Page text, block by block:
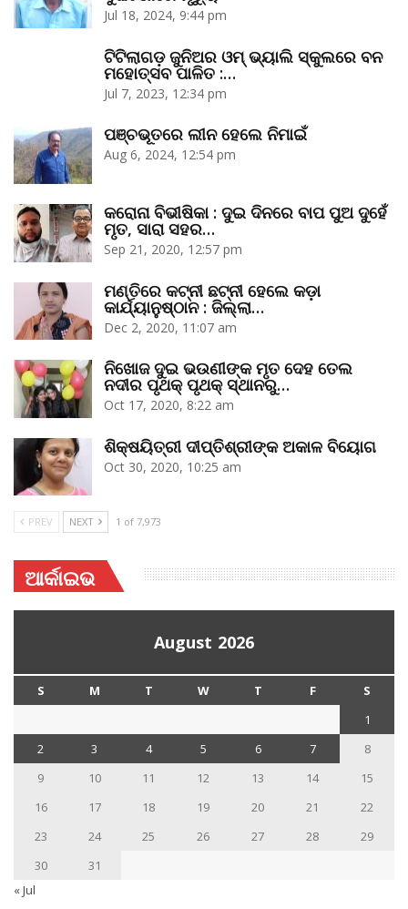
Jul 18, 2024, 9:44 pm
ଟିଟିଲାଗଡ଼ ଜୁନିଅର ଓମ୍‌ ଭ୍ୟାଲି ସ୍କୁଲରେ ବନ
ମହୋତ୍ସବ ପାଳିତ :…
Jul 7, 2023, 12:34 pm
ପଞ୍ଚଭୂତରେ ଲୀନ ହେଲେ ନିମାଇଁ
Aug 6, 2024, 12:54 pm
କରୋନା ବିଭୀଷିକା : ଦୁଇ ଦିନରେ ବାପ ପୁଅ ଦୁହେଁ
ମୃତ, ସାରା ସହର…
Sep 21, 2020, 12:57 pm
ମଣ୍ତିରେ କଟ୍‌ନୀ ଛଟ୍‌ନୀ ହେଲେ କଡ଼ା
କାର୍ଯ୍ୟାନୁଷ୍ଠାନ : ଜିଲ୍ଲା…
Dec 2, 2020, 11:07 am
ନିଖୋଜ ଦୁଇ ଭଉଣୀଙ୍କ ମୃତ ଦେହ ତେଲ
ନଦୀର ପୃଥକ୍‌ ପୃଥକ୍‌ ସ୍ଥାନରୁ…
Oct 17, 2020, 8:22 am
ଶିକ୍ଷୟିତ୍ରୀ ଦୀପ୍ତିଶ୍ରୀଙ୍କ ଅକାଳ ବିୟୋଗ
Oct 30, 2020, 10:25 am
PREV NEXT 1 of 7,973
ଆର୍କାଇଭ
August 2026
S M T W T F
S
1
2
3 4 5 6 7
8
9
10 11 12 13 14
15
16
17 18 19 20 21
22
23
24 25 26 27 28
29
30
31
« Jul